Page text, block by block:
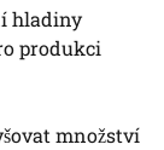
hladiny
produkci
množství